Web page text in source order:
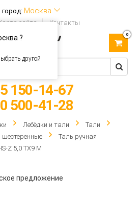
Москва
?
другой
сайта Контакты
0
150-14-67
500-41-28
Лебёдки и тали
Тали
шестеренные
Таль ручная
Z 5,0 ТХ9 М
предложение